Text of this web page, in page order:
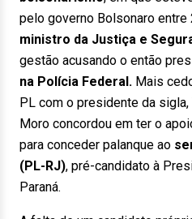
pelo governo Bolsonaro
ministro da Justiça e
gestão acusando o então
na Polícia Federal. Mais
PL com o presidente da sigla,
Moro concordou em ter o
para conceder palanque ao
(PL-RJ), pré-candidato à
Paraná.